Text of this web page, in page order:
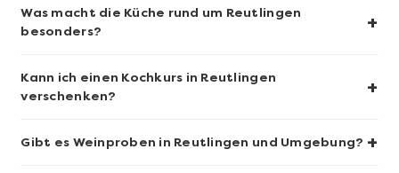
Was macht die Küche rund um Reutlingen
besonders?
+
Kann ich einen Kochkurs in Reutlingen
verschenken?
+
Gibt es Weinproben in Reutlingen und Umgebung? +